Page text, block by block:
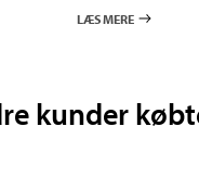
LÆS MERE
kunder